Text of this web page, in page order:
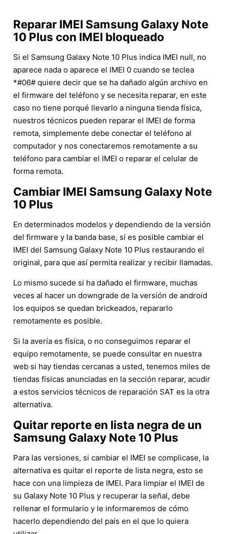
Reparar IMEI Samsung Galaxy Note
10 Plus con IMEI bloqueado
Si el Samsung Galaxy Note 10 Plus indica IMEI null, no
aparece nada o aparece el IMEI 0 cuando se teclea
*#06# quiere decir que se ha dañado algún archivo en
el firmware del teléfono y se necesita reparar, en este
caso no tiene porqué llevarlo a ninguna tienda física,
nuestros técnicos pueden reparar el IMEI de forma
remota, simplemente debe conectar el teléfono al
computador y nos conectaremos remotamente a su
teléfono para cambiar el IMEI o reparar el celular de
forma remota.
Cambiar IMEI Samsung Galaxy Note
10 Plus
En determinados modelos y dependiendo de la versión
del firmware y la banda base, sí es posible cambiar el
IMEI del Samsung Galaxy Note 10 Plus restaurando el
original, para que así permita realizar y recibir llamadas.
Lo mismo sucede si ha dañado el firmware, muchas
veces al hacer un downgrade de la versión de android
los equipos se quedan brickeados, repararlo
remotamente es posible.
Si la avería es física, o no conseguimos reparar el
equipo remotamente, se puede consultar en nuestra
web si hay tiendas cercanas a usted, tenemos miles de
tiendas físicas anunciadas en la sección reparar, acudir
a estos servicios técnicos de reparación SAT es la otra
alternativa.
Quitar reporte en lista negra de un
Samsung Galaxy Note 10 Plus
Para las versiones, si cambiar el IMEI se complicase, la
alternativa es quitar el reporte de lista negra, esto se
hace con una limpieza de IMEI. Para limpiar el IMEI de
su Galaxy Note 10 Plus y recuperar la señal, debe
rellenar el formulario y le informaremos de cómo
hacerlo dependiendo del país en el que lo quiera